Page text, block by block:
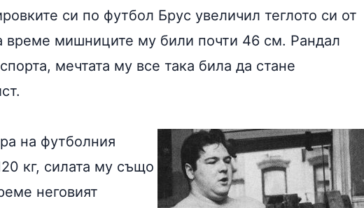
си по футбол Брус увеличил теглото си от
време мишниците му били почти 46 см. Рандал
мечтата му все така била да стане
на футболния
кг, силата му също
неговият